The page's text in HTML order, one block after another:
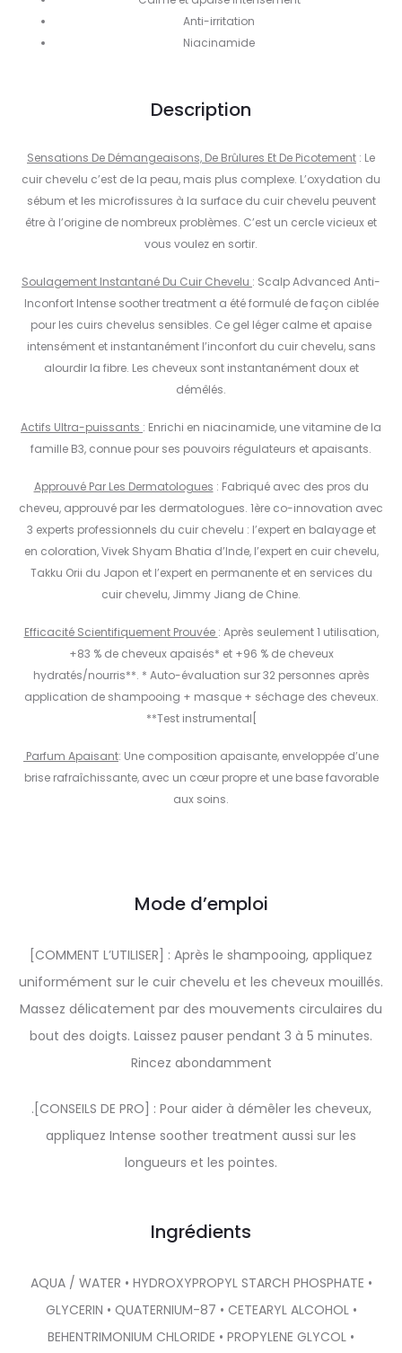
Anti-irritation
Niacinamide
Description
Sensations De Démangeaisons, De Brûlures Et De Picotement : Le
cuir chevelu c’est de la peau, mais plus complexe. L’oxydation du
sébum et les microfissures à la surface du cuir chevelu peuvent
être à l’origine de nombreux problèmes. C’est un cercle vicieux et
vous voulez en sortir.
Soulagement Instantané Du Cuir Chevelu : Scalp Advanced Anti-
Inconfort Intense soother treatment a été formulé de façon ciblée
pour les cuirs chevelus sensibles. Ce gel léger calme et apaise
intensément et instantanément l’inconfort du cuir chevelu, sans
alourdir la fibre. Les cheveux sont instantanément doux et
démêlés.
Actifs Ultra-puissants : Enrichi en niacinamide, une vitamine de la
famille B3, connue pour ses pouvoirs régulateurs et apaisants.
Approuvé Par Les Dermatologues : Fabriqué avec des pros du
cheveu, approuvé par les dermatologues. 1ère co-innovation avec
3 experts professionnels du cuir chevelu : l’expert en balayage et
en coloration, Vivek Shyam Bhatia d’Inde, l’expert en cuir chevelu,
Takku Orii du Japon et l’expert en permanente et en services du
cuir chevelu, Jimmy Jiang de Chine.
Efficacité Scientifiquement Prouvée : Après seulement 1 utilisation,
+83 % de cheveux apaisés* et +96 % de cheveux
hydratés/nourris**. * Auto-évaluation sur 32 personnes après
application de shampooing + masque + séchage des cheveux.
**Test instrumental[
Parfum Apaisant: Une composition apaisante, enveloppée d’une
brise rafraîchissante, avec un cœur propre et une base favorable
aux soins.
Mode d’emploi
[COMMENT L’UTILISER] : Après le shampooing, appliquez
uniformément sur le cuir chevelu et les cheveux mouillés.
Massez délicatement par des mouvements circulaires du
bout des doigts. Laissez pauser pendant 3 à 5 minutes.
Rincez abondamment
.[CONSEILS DE PRO] : Pour aider à démêler les cheveux,
appliquez Intense soother treatment aussi sur les
longueurs et les pointes.
Ingrédients
AQUA / WATER • HYDROXYPROPYL STARCH PHOSPHATE •
GLYCERIN • QUATERNIUM-87 • CETEARYL ALCOHOL •
BEHENTRIMONIUM CHLORIDE • PROPYLENE GLYCOL •